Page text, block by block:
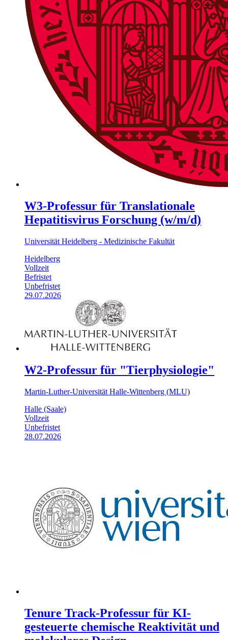
W3-Professur für Translationale
Hepatitisvirus Forschung (w/m/d)
Universität Heidelberg - Medizinische Fakultät
Heidelberg
Vollzeit
Befristet
Unbefristet
29.07.2026
W2-Professur für "Tierphysiologie"
Martin-Luther-Universität Halle-Wittenberg (MLU)
Halle (Saale)
Vollzeit
Unbefristet
28.07.2026
Tenure Track-Professur für KI-
gesteuerte chemische Reaktivität und